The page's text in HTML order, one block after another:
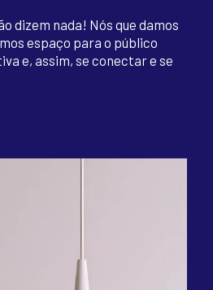
dizem nada! Nós que damos
espaço para o público
e, assim, se conectar e se